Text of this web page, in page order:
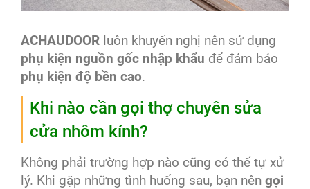
ACHAUDOOR luôn khuyến nghị nên sử dụng
phụ kiện nguồn gốc nhập khẩu để đảm bảo
phụ kiện độ bền cao.
Khi nào cần gọi thợ chuyên sửa
cửa nhôm kính?
Không phải trường hợp nào cũng có thể tự xử
lý. Khi gặp những tình huống sau, bạn nên gọi